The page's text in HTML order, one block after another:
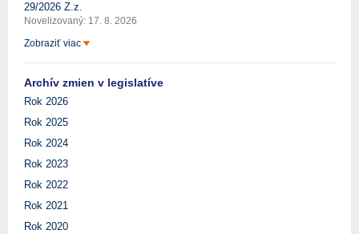
29/2026 Z.z.
Novelizovaný: 17. 8. 2026
Zobraziť viac
Archív zmien v legislatíve
Rok 2026
Rok 2025
Rok 2024
Rok 2023
Rok 2022
Rok 2021
Rok 2020